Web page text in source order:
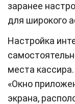
заранее
для широкого
Настройка
места
«Окно
экрана,